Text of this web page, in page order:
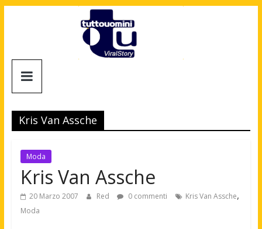
Tuttouomini
Tv,
Cinema,
gay
news
moda
Kris Van Assche
Moda
Kris Van Assche
20 Marzo 2007 Red 0 commenti Kris Van Assche,
Moda